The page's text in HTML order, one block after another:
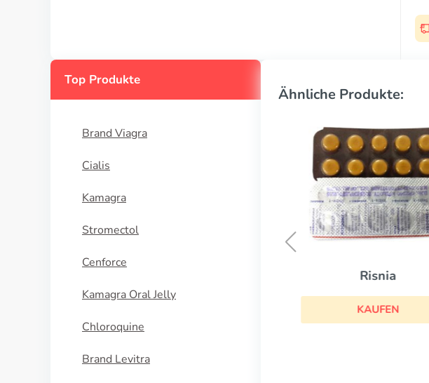
Top Produkte
Brand Viagra
Cialis
Kamagra
Stromectol
Cenforce
Kamagra Oral Jelly
Chloroquine
Brand Levitra
Ähnliche Produkte:
Risnia
KAUFEN